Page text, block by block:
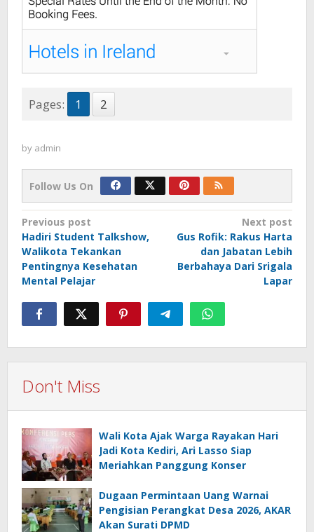
Pages: 1 2
by admin
Follow Us On
Post
navigation
Previous post
Hadiri Student Talkshow,
Walikota Tekankan
Pentingnya Kesehatan
Mental Pelajar
Next post
Gus Rofik: Rakus Harta
dan Jabatan Lebih
Berbahaya Dari Srigala
Lapar
Don't Miss
Wali Kota Ajak Warga Rayakan Hari
Jadi Kota Kediri, Ari Lasso Siap
Meriahkan Panggung Konser
Dugaan Permintaan Uang Warnai
Pengisian Perangkat Desa 2026, AKAR
Akan Surati DPMD